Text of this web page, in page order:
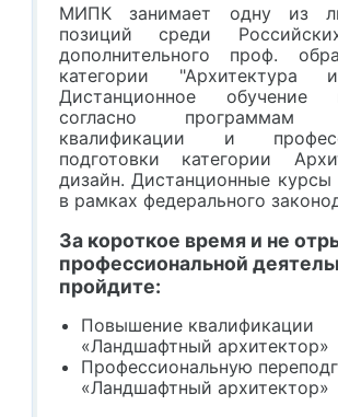
МИПК занимает одну из
позиций среди
дополнительного проф.
категории "Архитектура
Дистанционное обучение
согласно программам
квалификации и
подготовки категории
дизайн. Дистанционные курсы
в рамках федерального
За короткое время и не
профессиональной
пройдите:
Повышение квалификации
«Ландшафтный архитектор»
Профессиональную
«Ландшафтный архитектор»